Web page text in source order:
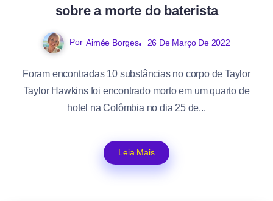
sobre a morte do baterista
Por Aimée Borges 26 De Março De 2022
Foram encontradas 10 substâncias no corpo de Taylor
Taylor Hawkins foi encontrado morto em um quarto de
hotel na Colômbia no dia 25 de...
Leia Mais